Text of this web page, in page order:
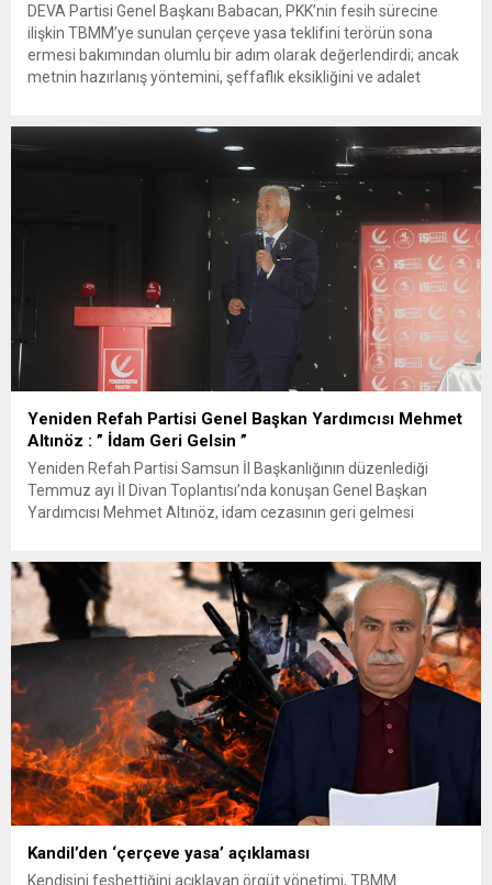
DEVA Partisi Genel Başkanı Babacan, PKK’nin fesih sürecine
ilişkin TBMM’ye sunulan çerçeve yasa teklifini terörün sona
ermesi bakımından olumlu bir adım olarak değerlendirdi; ancak
metnin hazırlanış yöntemini, şeffaflık eksikliğini ve adalet
koymadan kapalı kapılar ardında...
Yeniden Refah Partisi Genel Başkan Yardımcısı Mehmet
Altınöz : ” İdam Geri Gelsin ”
Yeniden Refah Partisi Samsun İl Başkanlığının düzenlediği
Temmuz ayı İl Divan Toplantısı’nda konuşan Genel Başkan
Yardımcısı Mehmet Altınöz, idam cezasının geri gelmesi
katılımıyla gerçekleştirildi. Toplantıya Genel Başkan Yardımcısı
Mehmet Altınöz, Bölge Başkanı Lütfü Şenocak,...
Kandil’den ‘çerçeve yasa’ açıklaması
Kendisini feshettiğini açıklayan örgüt yönetimi, TBMM